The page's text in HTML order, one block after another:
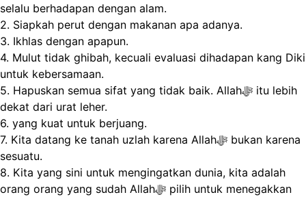
selalu berhadapan dengan alam.
2. Siapkah perut dengan makanan apa adanya.
3. Ikhlas dengan apapun.
4. Mulut tidak ghibah, kecuali evaluasi dihadapan kang Diki
untuk kebersamaan.
5. Hapuskan semua sifat yang tidak baik. Allahﷻ itu lebih
dekat dari urat leher.
6. yang kuat untuk berjuang.
7. Kita datang ke tanah uzlah karena Allahﷻ bukan karena
sesuatu.
8. Kita yang sini untuk mengingatkan dunia, kita adalah
orang orang yang sudah Allahﷻ pilih untuk menegakkan